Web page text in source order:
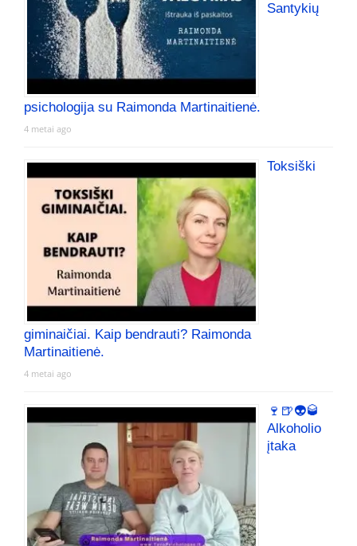
Santykių
psichologija su Raimonda Martinaitienė.
4 metai ago
Toksiški
giminaičiai. Kaip bendrauti? Raimonda
Martinaitienė.
4 metai ago
🍷🍺👽🥃
Alkoholio
įtaka